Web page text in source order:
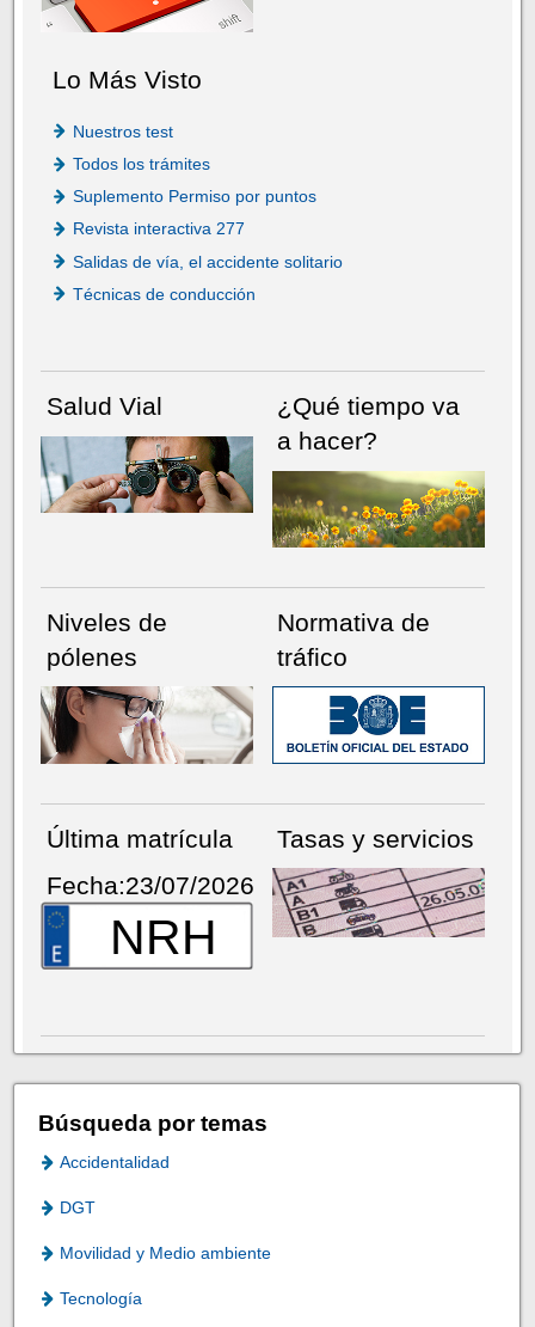
Lo Más Visto
Nuestros test
Todos los trámites
Suplemento Permiso por puntos
Revista interactiva 277
Salidas de vía, el accidente solitario
Técnicas de conducción
Salud Vial
¿Qué tiempo va
a hacer?
Niveles de
pólenes
Normativa de
tráfico
Última matrícula
Fecha:23/07/2026
NRH
Tasas y servicios
Búsqueda por temas
Accidentalidad
DGT
Movilidad y Medio ambiente
Tecnología